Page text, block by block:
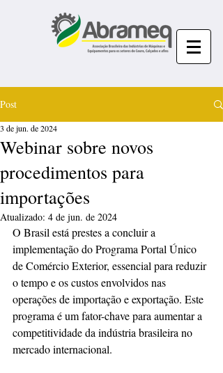
Post
Webinar sobre novos
procedimentos para
importações
3 de jun. de 2024
Atualizado: 4 de jun. de 2024
O Brasil está prestes a concluir a
implementação do Programa Portal Único
de Comércio Exterior, essencial para reduzir
o tempo e os custos envolvidos nas
operações de importação e exportação. Este
programa é um fator-chave para aumentar a
competitividade da indústria brasileira no
mercado internacional.